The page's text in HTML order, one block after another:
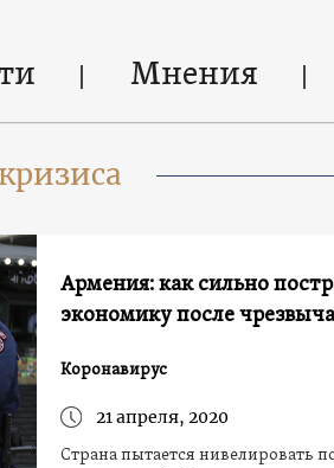
Мнения
Армения: как сильно
экономику после
Коронавирус
21 апреля, 2020
Страна пытается нивелировать